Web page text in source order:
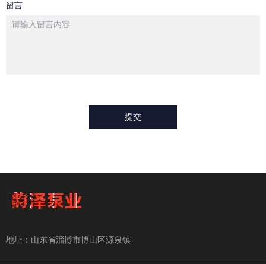
留言
提交
地址：山东省淄博市博山区源泉镇